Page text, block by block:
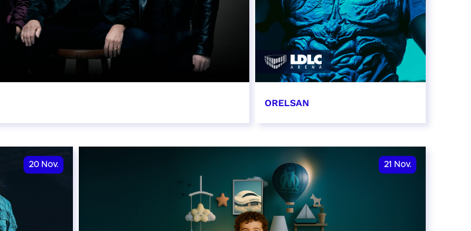
ORELSAN
RÉSERVER
20 Nov. 21 Nov.